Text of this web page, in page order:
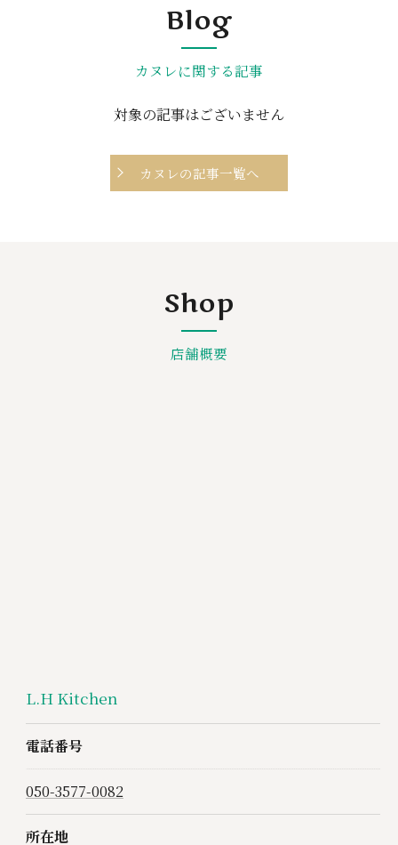
Blog
カヌレに関する記事
対象の記事はございません
カヌレの記事一覧へ
Shop
店舗概要
L.H Kitchen
電話番号
050-3577-0082
所在地